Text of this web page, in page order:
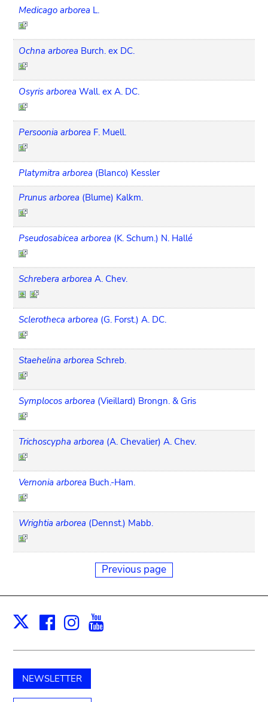
Medicago arborea L.
Ochna arborea Burch. ex DC.
Osyris arborea Wall. ex A. DC.
Persoonia arborea F. Muell.
Platymitra arborea (Blanco) Kessler
Prunus arborea (Blume) Kalkm.
Pseudosabicea arborea (K. Schum.) N. Hallé
Schrebera arborea A. Chev.
Sclerotheca arborea (G. Forst.) A. DC.
Staehelina arborea Schreb.
Symplocos arborea (Vieillard) Brongn. & Gris
Trichoscypha arborea (A. Chevalier) A. Chev.
Vernonia arborea Buch.-Ham.
Wrightia arborea (Dennst.) Mabb.
Previous page
X Facebook
Instagram
NEWSLETTER